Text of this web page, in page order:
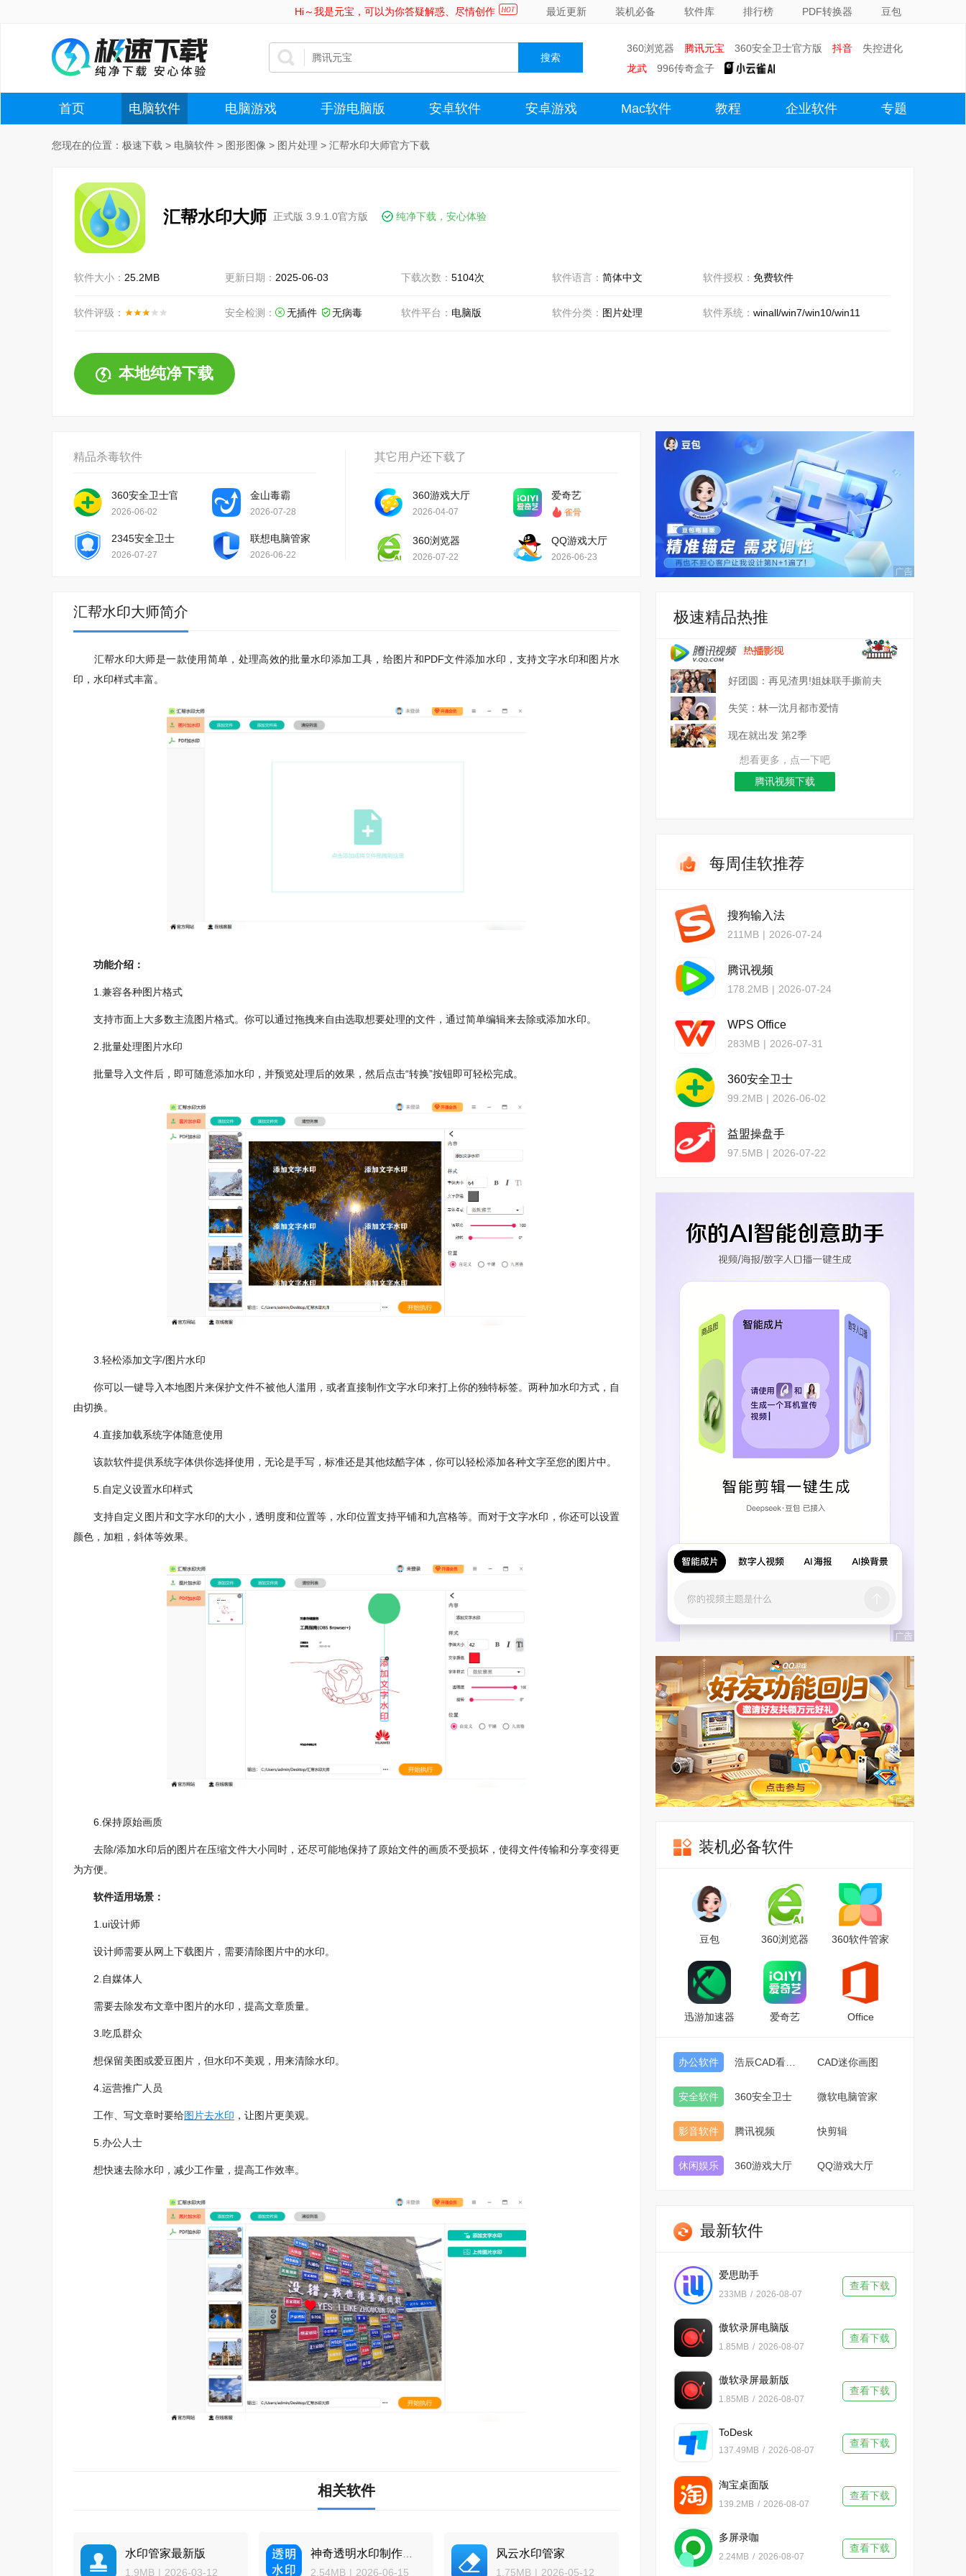
Hi～我是元宝，可以为你答疑解惑、尽情创作 最近更新 装机必备 软件库 排行榜 PDF转换器 豆包
360浏览器 腾讯元宝 360安全卫士官方版 抖音
失控进化
龙武
996传奇盒子
首页 电脑软件 电脑游戏 手游电脑版 安卓软件 安卓游戏 Mac软件 教程 企业软件 专题
您现在的位置： 极速下载 > 电脑软件 > 图形图像 > 图片处理 > 汇帮水印大师官方下载
汇帮水印大师 正式版 3.9.1.0官方版 纯净下载，安心体验
软件大小： 25.2MB 更新日期： 2025-06-03 下载次数： 5104次 软件语言： 简体中文 软件授权： 免费软件
软件评级： 安全检测： 无插件 无病毒 软件平台： 电脑版 软件分类： 图片处理 软件系统： winall/win7/win10/win11
本地纯净下载
精品杀毒软件
360安全卫士官方版
2026-06-02
金山毒霸
2026-07-28
2345安全卫士
2026-07-27
联想电脑管家
2026-06-22
其它用户还下载了
360游戏大厅
2026-04-07
爱奇艺
雀骨
360浏览器
2026-07-22
QQ游戏大厅
2026-06-23
汇帮水印大师简介
汇帮水印大师是一款使用简单，处理高效的批量水印添加工具，给图片和PDF文件添加水印，支持文字水印和图片水
印，水印样式丰富。
功能介绍：
1.兼容各种图片格式
支持市面上大多数主流图片格式。你可以通过拖拽来自由选取想要处理的文件，通过简单编辑来去除或添加水印。
2.批量处理图片水印
批量导入文件后，即可随意添加水印，并预览处理后的效果，然后点击“转换”按钮即可轻松完成。
3.轻松添加文字/图片水印
你可以一键导入本地图片来保护文件不被他人滥用，或者直接制作文字水印来打上你的独特标签。两种加水印方式，自
由切换。
4.直接加载系统字体随意使用
该款软件提供系统字体供你选择使用，无论是手写，标准还是其他炫酷字体，你可以轻松添加各种文字至您的图片中。
5.自定义设置水印样式
支持自定义图片和文字水印的大小，透明度和位置等，水印位置支持平铺和九宫格等。而对于文字水印，你还可以设置
颜色，加粗，斜体等效果。
6.保持原始画质
去除/添加水印后的图片在压缩文件大小同时，还尽可能地保持了原始文件的画质不受损坏，使得文件传输和分享变得更
为方便。
软件适用场景：
1.ui设计师
设计师需要从网上下载图片，需要清除图片中的水印。
2.自媒体人
需要去除发布文章中图片的水印，提高文章质量。
3.吃瓜群众
想保留美图或爱豆图片，但水印不美观，用来清除水印。
4.运营推广人员
工作、写文章时要给图片去水印 ，让图片更美观。
5.办公人士
想快速去除水印，减少工作量，提高工作效率。
相关软件
水印管家最新版
1.9MB | 2026-03-12
2.54MB | 2026-06-15
风云水印管家
1.75MB | 2026-05-12
极速精品热推
好团圆：再见渣男!姐妹联手撕前夫
失笑：林一沈月都市爱情
现在就出发 第2季
想看更多，点一下吧
腾讯视频下载
每周佳软推荐
搜狗输入法
211MB | 2026-07-24
腾讯视频
178.2MB | 2026-07-24
WPS Office
283MB | 2026-07-31
360安全卫士
99.2MB | 2026-06-02
益盟操盘手
97.5MB | 2026-07-22
装机必备软件
豆包 360浏览器 360软件管家
迅游加速器 爱奇艺 Office
办公软件 CAD迷你画图
安全软件 360安全卫士 微软电脑管家
影音软件 腾讯视频 快剪辑
休闲娱乐 360游戏大厅 QQ游戏大厅
最新软件
爱思助手
233MB / 2026-08-07
查看下载
傲软录屏电脑版
1.85MB / 2026-08-07
查看下载
傲软录屏最新版
1.85MB / 2026-08-07
查看下载
ToDesk
137.49MB / 2026-08-07
查看下载
淘宝桌面版
139.2MB / 2026-08-07
查看下载
多屏录咖
2.24MB / 2026-08-07
查看下载